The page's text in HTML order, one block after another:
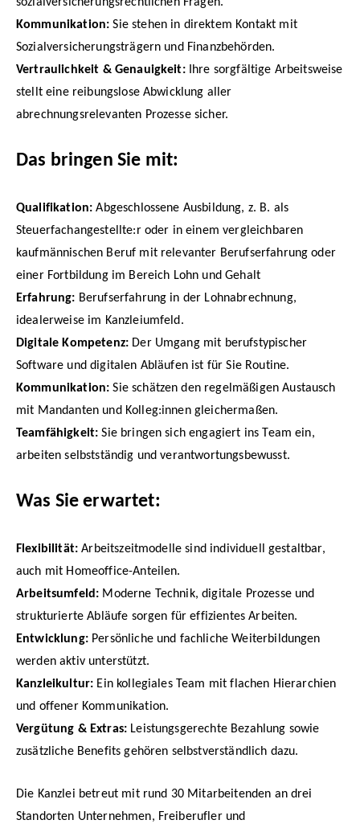
Kommunikation: Sie stehen in direktem Kontakt mit
Sozialversicherungsträgern und Finanzbehörden.
Vertraulichkeit & Genauigkeit:Ihre sorgfältige Arbeitsweise
stellt eine reibungslose Abwicklung aller
abrechnungsrelevanten Prozesse sicher.
Das bringen Sie mit:
Qualifikation: Abgeschlossene Ausbildung, z. B. als
Steuerfachangestellte:r oder in einem vergleichbaren
kaufmännischen Beruf mit relevanter Berufserfahrung oder
einer Fortbildung im Bereich Lohn und Gehalt
Erfahrung: Berufserfahrung in der Lohnabrechnung,
idealerweise im Kanzleiumfeld.
Digitale Kompetenz: Der Umgang mit berufstypischer
Software und digitalen Abläufen ist für Sie Routine.
Kommunikation: Sie schätzen den regelmäßigen Austausch
mit Mandanten und Kolleg:innen gleichermaßen.
Teamfähigkeit: Sie bringen sich engagiert ins Team ein,
arbeiten selbstständig und verantwortungsbewusst.
Was Sie erwartet:
Flexibilität: Arbeitszeitmodelle sind individuell gestaltbar,
auch mit Homeoffice-Anteilen.
Arbeitsumfeld: Moderne Technik, digitale Prozesse und
strukturierte Abläufe sorgen für effizientes Arbeiten.
Entwicklung:Persönliche und fachliche Weiterbildungen
werden aktiv unterstützt.
Kanzleikultur: Ein kollegiales Team mit flachen Hierarchien
und offener Kommunikation.
Vergütung & Extras: Leistungsgerechte Bezahlung sowie
zusätzliche Benefits gehören selbstverständlich dazu.
Die Kanzlei betreut mit rund 30 Mitarbeitenden an drei
Standorten Unternehmen, Freiberufler und